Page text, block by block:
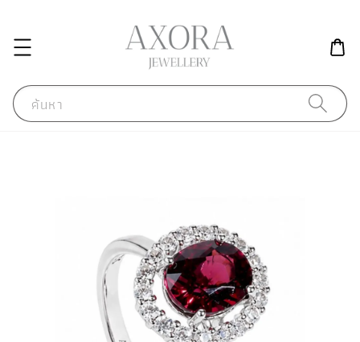
ค้นหา